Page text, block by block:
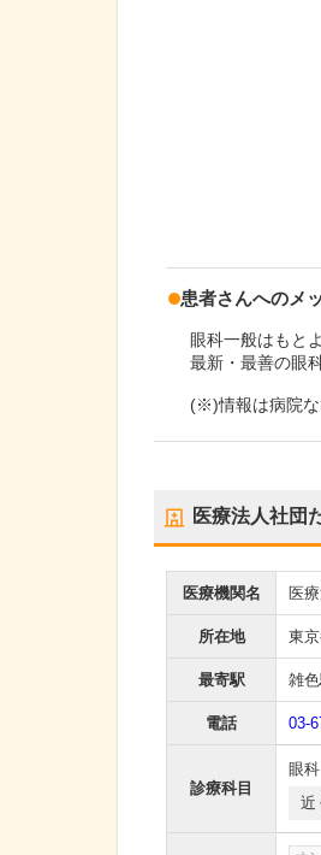
患者さんへのメ
眼科一般はもと
最新・最善の眼
(※)情報は病院な
医療法人社団
医療機関名 医
所在地 東
最寄駅 雑
電話 03-
診療科目
眼科
近